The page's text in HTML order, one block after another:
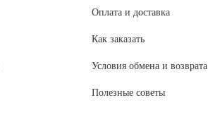
Оплата и доставка
Как заказать
Условия обмена и возврата
Полезные советы